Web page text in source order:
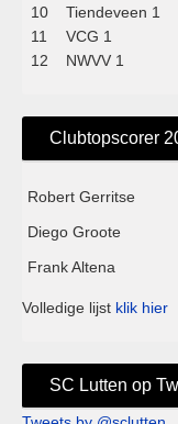
10
Tiendeveen 1
11
VCG 1
12
NWVV 1
Clubtopscorer
Robert Gerritse
Diego Groote
Frank Altena
Volledige lijst klik hier
SC Lutten op